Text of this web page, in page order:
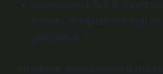
Kaynakların kıtlığı daha
bireyler ve toplumlar hangi
geliştirecek?
Bu sorular, basit bireysel